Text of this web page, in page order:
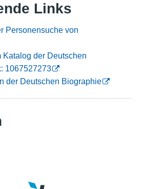
Links
Personensuche von
Katalog der Deutschen
1067527273
der Deutschen Biographie